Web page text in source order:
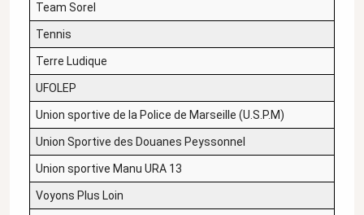
Team Sorel
Tennis
Terre Ludique
UFOLEP
Union sportive de la Police de Marseille (U.S.P.M)
Union Sportive des Douanes Peyssonnel
Union sportive Manu URA 13
Voyons Plus Loin